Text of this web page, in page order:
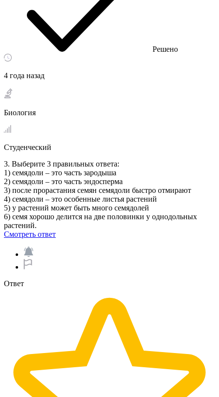
Решено
4 года назад
Биология
Студенческий
3. Выберите 3 правильных ответа:
1) семядоли – это часть зародыша
2) семядоли – это часть эндосперма
3) после прорастания семян семядоли быстро отмирают
4) семядоли – это особенные листья растений
5) у растений может быть много семядолей
6) семя хорошо делится на две половинки у однодольных
растений.
Смотреть ответ
Ответ